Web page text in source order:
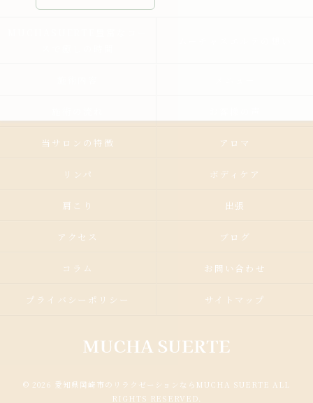
当サロンの特徴 アロマ
リンパ ボディケア
肩こり 出張
アクセス ブログ
コラム お問い合わせ
プライバシーポリシー サイトマップ
© 2026 愛知県岡崎市のリラクゼーションならMUCHA SUERTE ALL
RIGHTS RESERVED.